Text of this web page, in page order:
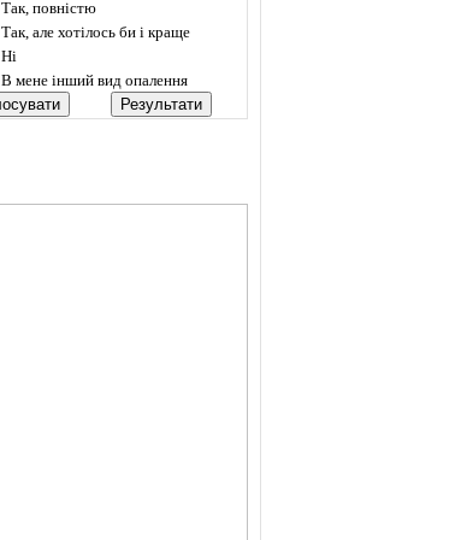
Так, повністю
Так, але хотілось би і краще
Ні
В мене інший вид опалення